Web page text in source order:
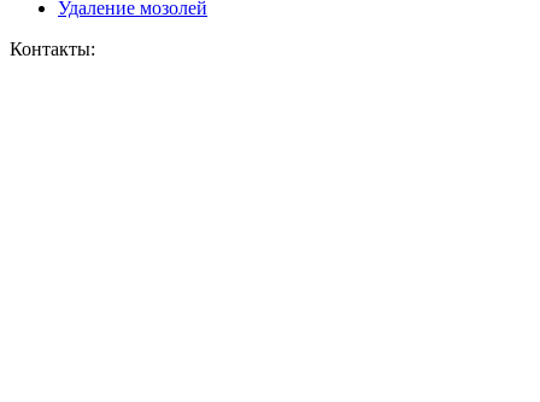
Удаление мозолей
Контакты: